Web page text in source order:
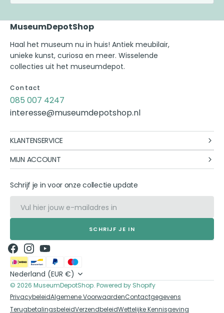
MuseumDepotShop
Haal het museum nu in huis! Antiek meubilair,
unieke kunst, curiosa en meer. Wisselende
collecties uit het museumdepot.
Contact
085 007 4247
interesse@museumdepotshop.nl
KLANTENSERVICE
MIJN ACCOUNT
Schrijf je in voor onze collectie update
E-mail
SCHRIJF JE IN
FacebookInstagram
YouTube
Nederland (EUR €)
© 2026 MuseumDepotShop. Powered by Shopify
PrivacybeleidAlgemene VoorwaardenContactgegevens
TerugbetalingsbeleidVerzendbeleidWettelijke Kennisgeving